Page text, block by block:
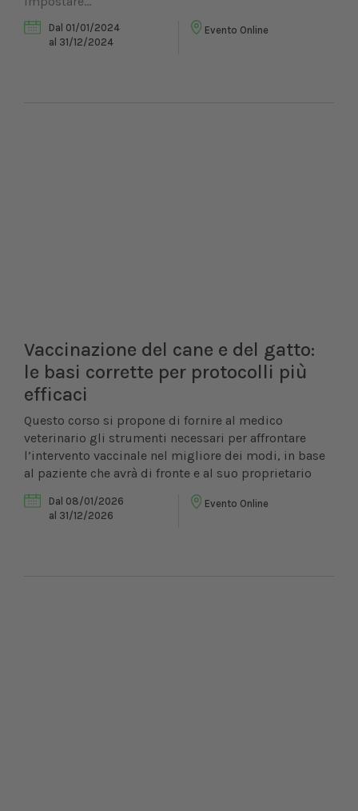
Dal 01/01/2024
al 31/12/2024
Evento Online
Vaccinazione del cane e del gatto:
le basi corrette per protocolli più
efficaci
Questo corso si propone di fornire al medico
veterinario gli strumenti necessari per affrontare
l’intervento vaccinale nel migliore dei modi, in base
al paziente che avrà di fronte e al suo proprietario
Dal 08/01/2026
al 31/12/2026
Evento Online